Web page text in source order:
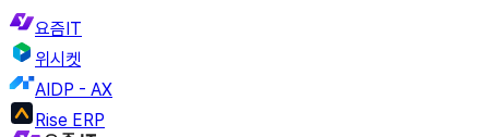
요즘IT
위시켓
AIDP - AX
Rise ERP